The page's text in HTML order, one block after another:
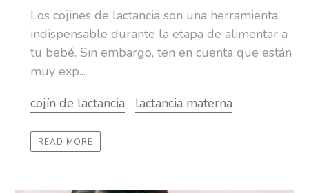
Los cojines de lactancia son una herramienta
indispensable durante la etapa de alimentar a
tu bebé. Sin embargo, ten en cuenta que están
muy exp...
cojín de lactancia
lactancia materna
READ MORE